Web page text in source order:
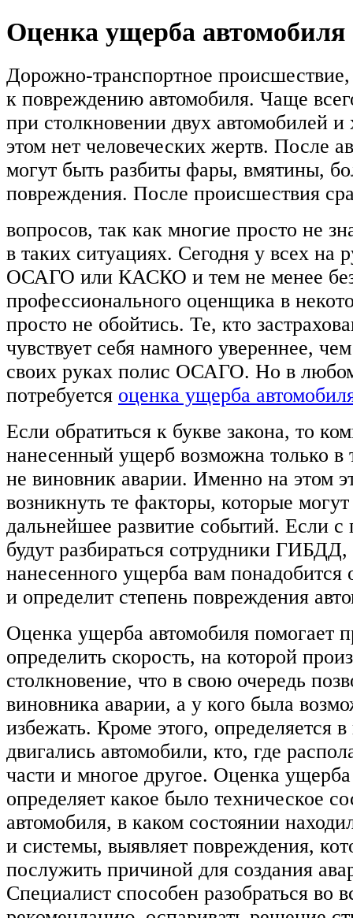
Оценка ущерба автомобиля
Дорожно-транспортное происшествие,
к повреждению автомобиля. Чаще
при столкновении двух автомобилей
этом нет человеческих жертв. После
могут быть разбиты фары, вмятины,
повреждения. После происшествия
вопросов, так как многие просто не
в таких ситуациях. Сегодня у всех на
ОСАГО или КАСКО и тем не менее
профессионального оценщика в
просто не обойтись. Те, кто
чувствует себя намного увереннее,
своих руках полис ОСАГО. Но в
потребуется оценка ущерба
Если обратиться к букве закона, то
нанесенный ущерб возможна только в
не виновник аварии. Именно на этом
возникнуть те факторы, которые
дальнейшее развитие событий. Если
будут разбираться сотрудники
нанесенного ущерба вам
и определит степень повреждения
Оценка ущерба автомобиля помогает
определить скорость, на которой
столкновение, что в свою очередь
виновника аварии, а у кого была
избежать. Кроме этого, определяется
двигались автомобили, кто, где
части и многое другое. Оценка
определяет какое было техническое
автомобиля, в каком состоянии
и системы, выявляет повреждения,
послужить причиной для создания
Специалист способен разобраться во